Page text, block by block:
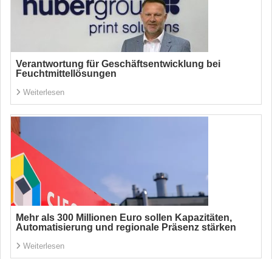
Verantwortung für Geschäftsentwicklung bei
Feuchtmittellösungen
Weiterlesen
Mehr als 300 Millionen Euro sollen Kapazitäten,
Automatisierung und regionale Präsenz stärken
Weiterlesen